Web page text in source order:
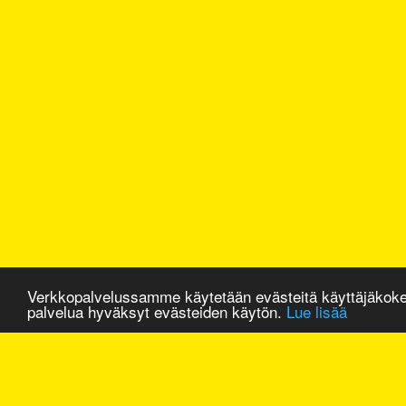
Verkkopalvelussamme käytetään evästeitä
palvelua hyväksyt evästeiden käytön. Lue lisää